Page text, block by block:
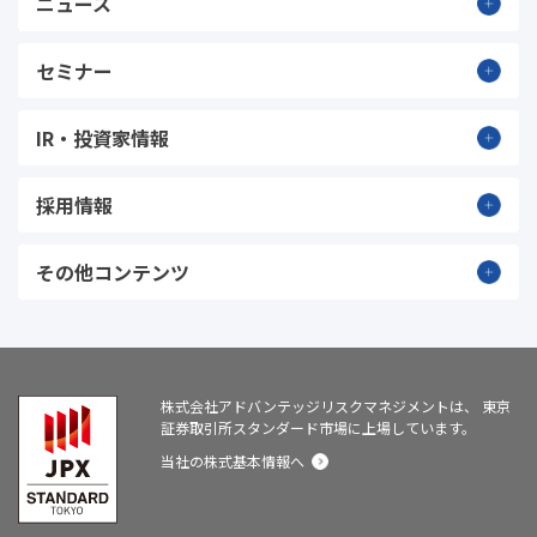
セミナー
IR・投資家情報
採用情報
その他コンテンツ
株式会社アドバンテッジリスクマネジメントは、
東京
証券取引所スタンダード市場に上場しています。
当社の株式基本情報へ